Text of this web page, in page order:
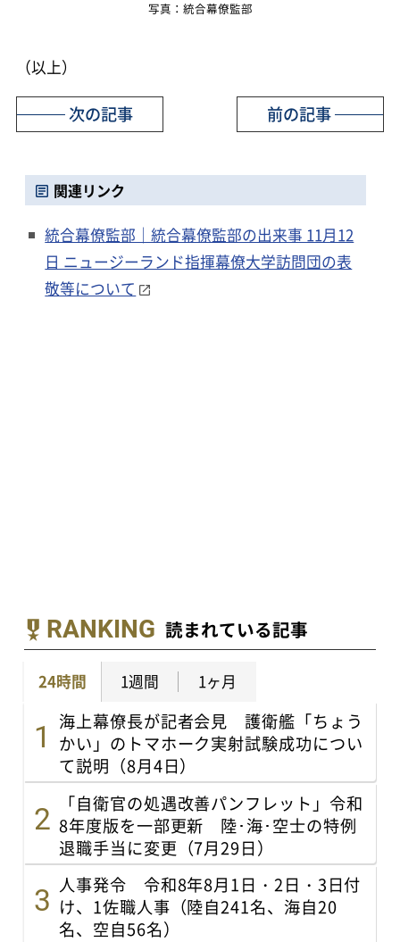
写真：統合幕僚監部
（以上）
前の記事
次の記事
関連リンク
統合幕僚監部｜統合幕僚監部の出来事 11月12
日 ニュージーランド指揮幕僚大学訪問団の表
敬等について
RANKING 読まれている記事
24時間 1週間 1ヶ月
海上幕僚長が記者会見 護衛艦「ちょう
かい」のトマホーク実射試験成功につい
て説明（8月4日）
「自衛官の処遇改善パンフレット」令和
8年度版を一部更新 陸･海･空士の特例
退職手当に変更（7月29日）
人事発令 令和8年8月1日・2日・3日付
け、1佐職人事（陸自241名、海自20
名、空自56名）